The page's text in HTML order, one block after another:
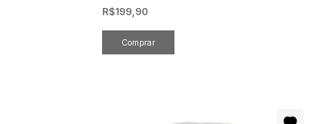
R$199,90